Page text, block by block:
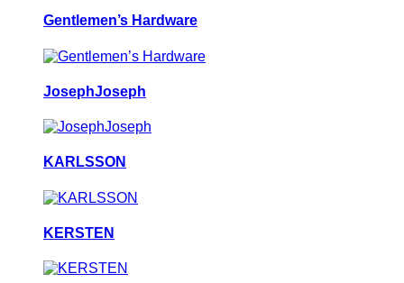
Gentlemen’s Hardware
JosephJoseph
KARLSSON
KERSTEN